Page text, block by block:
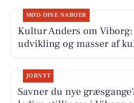
MØD DINE NABOER
Kultur Anders om
udvikling og masser af
JOBNYT
Savner du nye